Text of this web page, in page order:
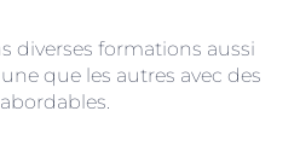
diverses formations aussi
que les autres avec des